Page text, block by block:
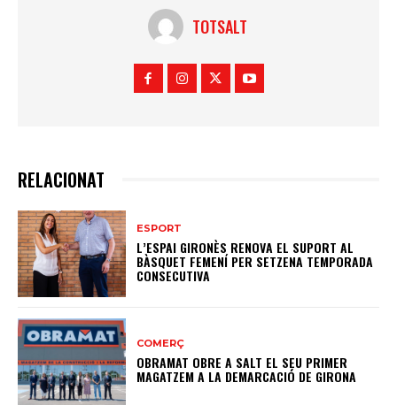
TOTSALT
RELACIONAT
ESPORT
L’ESPAI GIRONÈS RENOVA EL SUPORT AL
BÀSQUET FEMENÍ PER SETZENA TEMPORADA
CONSECUTIVA
COMERÇ
OBRAMAT OBRE A SALT EL SEU PRIMER
MAGATZEM A LA DEMARCACIÓ DE GIRONA